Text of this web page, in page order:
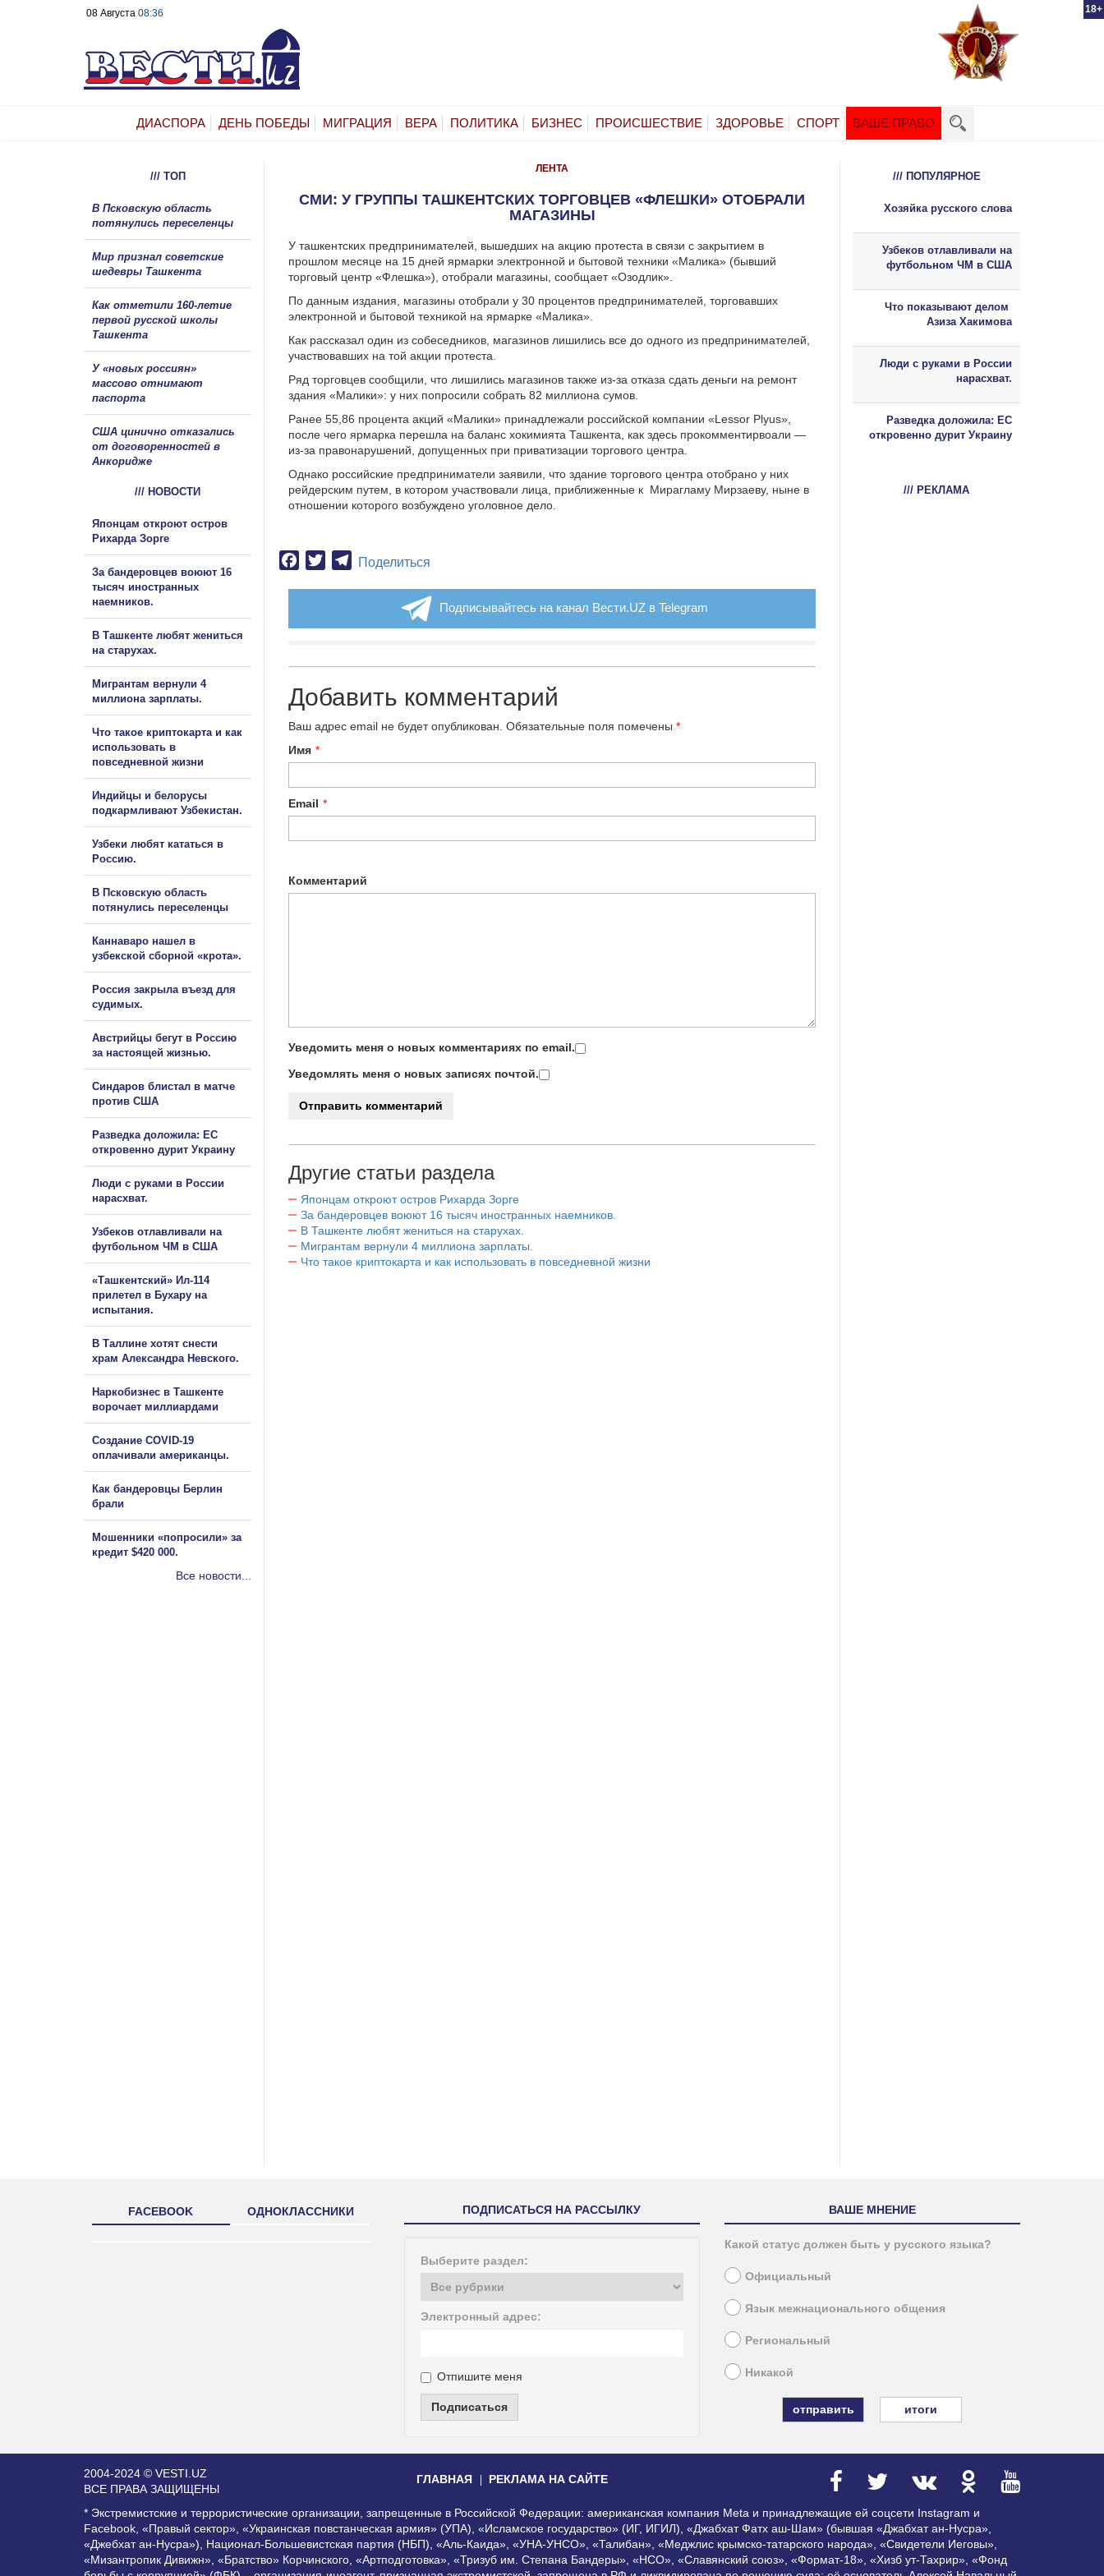
18+
08 Августа 08:36
ДИАСПОРА ДЕНЬ ПОБЕДЫ МИГРАЦИЯ ВЕРА ПОЛИТИКА БИЗНЕС ПРОИСШЕСТВИЕ ЗДОРОВЬЕ СПОРТ ВАШЕ ПРАВО
ЛЕНТА
СМИ: У ГРУППЫ ТАШКЕНТСКИХ ТОРГОВЦЕВ «ФЛЕШКИ» ОТОБРАЛИ
МАГАЗИНЫ
У ташкентских предпринимателей, вышедших на акцию протеста в связи с закрытием в
прошлом месяце на 15 дней ярмарки электронной и бытовой техники «Малика» (бывший
торговый центр «Флешка»), отобрали магазины, сообщает «Озодлик».
По данным издания, магазины отобрали у 30 процентов предпринимателей, торговавших
электронной и бытовой техникой на ярмарке «Малика».
Как рассказал один из собеседников, магазинов лишились все до одного из предпринимателей,
участвовавших на той акции протеста.
Ряд торговцев сообщили, что лишились магазинов также из-за отказа сдать деньги на ремонт
здания «Малики»: у них попросили собрать 82 миллиона сумов.
Ранее 55,86 процента акций «Малики» принадлежали российской компании «Lessor Plyus»,
после чего ярмарка перешла на баланс хокимията Ташкента, как здесь прокомментирвоали —
из-за правонарушений, допущенных при приватизации торгового центра.
Однако российские предприниматели заявили, что здание торгового центра отобрано у них
рейдерским путем, в котором участвовали лица, приближенные к Мирагламу Мирзаеву, ныне в
отношении которого возбуждено уголовное дело.
Facebook
TwitterTelegram
Поделиться
Подписывайтесь на канал Вести.UZ в Telegram
Добавить комментарий
Ваш адрес email не будет опубликован. Обязательные поля помечены *
Имя *
Email *
Комментарий
Уведомить меня о новых комментариях по email.
Уведомлять меня о новых записях почтой.
Другие статьи раздела
Японцам откроют остров Рихарда Зорге
За бандеровцев воюют 16 тысяч иностранных наемников.
В Ташкенте любят жениться на старухах.
Мигрантам вернули 4 миллиона зарплаты.
Что такое криптокарта и как использовать в повседневной жизни
/// ТОП
В Псковскую область
потянулись переселенцы
Мир признал советские
шедевры Ташкента
Как отметили 160-летие
первой русской школы
Ташкента
У «новых россиян»
массово отнимают
паспорта
США цинично отказались
от договоренностей в
Анкоридже
/// НОВОСТИ
Японцам откроют остров
Рихарда Зорге
За бандеровцев воюют 16
тысяч иностранных
наемников.
В Ташкенте любят жениться
на старухах.
Мигрантам вернули 4
миллиона зарплаты.
Что такое криптокарта и как
использовать в
повседневной жизни
Индийцы и белорусы
подкармливают Узбекистан.
Узбеки любят кататься в
Россию.
В Псковскую область
потянулись переселенцы
Каннаваро нашел в
узбекской сборной «крота».
Россия закрыла въезд для
судимых.
Австрийцы бегут в Россию
за настоящей жизнью.
Синдаров блистал в матче
против США
Разведка доложила: ЕС
откровенно дурит Украину
Люди с руками в России
нарасхват.
Узбеков отлавливали на
футбольном ЧМ в США
«Ташкентский» Ил-114
прилетел в Бухару на
испытания.
В Таллине хотят снести
храм Александра Невского.
Наркобизнес в Ташкенте
ворочает миллиардами
Создание COVID-19
оплачивали американцы.
Как бандеровцы Берлин
брали
Мошенники «попросили» за
кредит $420 000.
Все новости...
/// ПОПУЛЯРНОЕ
Хозяйка русского слова
Узбеков отлавливали на
футбольном ЧМ в США
Что показывают делом
Азиза Хакимова
Люди с руками в России
нарасхват.
Разведка доложила: ЕС
откровенно дурит Украину
/// РЕКЛАМА
FACEBOOK ОДНОКЛАССНИКИ ПОДПИСАТЬСЯ НА РАССЫЛКУ
Выберите раздел:
Электронный адрес:
Отпишите меня
Подписаться
ВАШЕ МНЕНИЕ
Какой статус должен быть у русского языка?
Официальный
Язык межнационального общения
Региональный
Никакой
итоги
2004-2024 © VESTI.UZ
ВСЕ ПРАВА ЗАЩИЩЕНЫ
ГЛАВНАЯ РЕКЛАМА НА САЙТЕ
* Экстремистские и террористические организации, запрещенные в Российской Федерации: американская компания Meta и принадлежащие ей соцсети Instagram и
Facebook, «Правый сектор», «Украинская повстанческая армия» (УПА), «Исламское государство» (ИГ, ИГИЛ), «Джабхат Фатх аш-Шам» (бывшая «Джабхат ан-Нусра»,
«Джебхат ан-Нусра»), Национал-Большевистская партия (НБП), «Аль-Каида», «УНА-УНСО», «Талибан», «Меджлис крымско-татарского народа», «Свидетели Иеговы»,
«Мизантропик Дивижн», «Братство» Корчинского, «Артподготовка», «Тризуб им. Степана Бандеры», «НСО», «Славянский союз», «Формат-18», «Хизб ут-Тахрир», «Фонд